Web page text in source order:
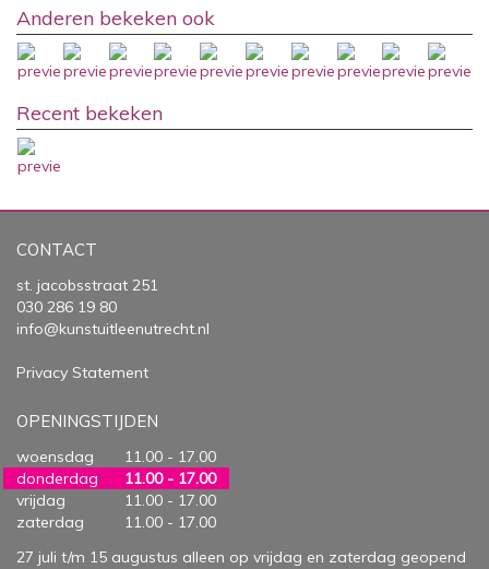
Anderen bekeken ook
Recent bekeken
CONTACT
st. jacobsstraat 251
030 286 19 80
info@kunstuitleenutrecht.nl
Privacy Statement
OPENINGSTIJDEN
woensdag
11.00 - 17.00
donderdag
11.00 - 17.00
vrijdag
11.00 - 17.00
zaterdag
11.00 - 17.00
27 juli t/m 15 augustus alleen op vrijdag en zaterdag geopend